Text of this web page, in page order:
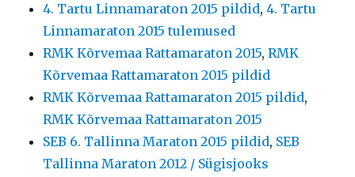
4. Tartu Linnamaraton 2015 pildid,4. Tartu
Linnamaraton 2015 tulemused
RMK Kõrvemaa Rattamaraton 2015,RMK
Kõrvemaa Rattamaraton 2015 pildid
RMK Kõrvemaa Rattamaraton 2015 pildid,
RMK Kõrvemaa Rattamaraton 2015
SEB 6. Tallinna Maraton 2015 pildid, SEB
Tallinna Maraton 2012 / Sügisjooks